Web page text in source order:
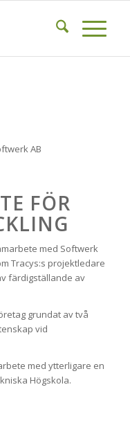
AB
FÖR
med Softwerk
Tracys:s projektledare
färdigställande av
grundat av två
vid
med ytterligare en
Högskola.